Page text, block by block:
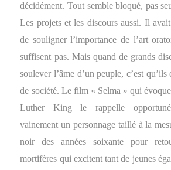
décidément. Tout semble bloqué, pas
Les projets et les discours aussi. Il
de souligner l’importance de l’art
suffisent pas. Mais quand de grands
soulever l’âme d’un peuple, c’est
de société. Le film « Selma » qui
Luther King le rappelle
vainement un personnage taillé à la
noir des années soixante pour
mortifères qui excitent tant de jeunes